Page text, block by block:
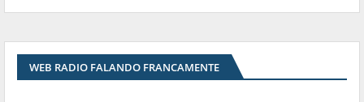
WEB RADIO FALANDO FRANCAMENTE